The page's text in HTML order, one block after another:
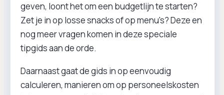
geven, loont het om een budgetlijn te starten?
Zet je in op losse snacks of op menu's? Deze en
nog meer vragen komen in deze speciale
tipgids aan de orde.
Daarnaast gaat de gids in op eenvoudig
calculeren, manieren om op personeelskosten